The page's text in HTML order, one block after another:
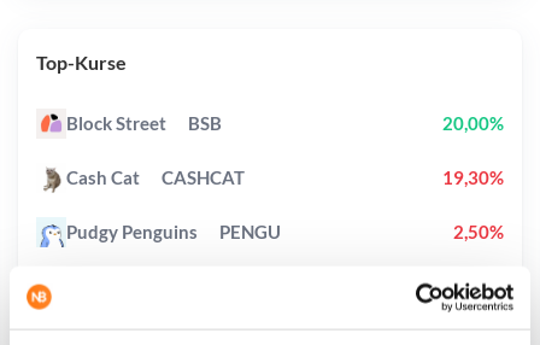
Top-Kurse
Block Street BSB 20,00%
Cash Cat CASHCAT 19,30%
Pudgy Penguins PENGU 2,50%
9,70%